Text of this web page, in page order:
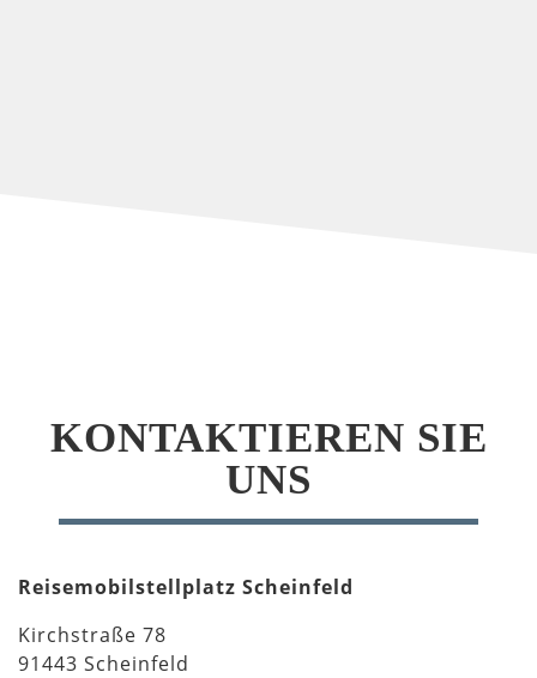
KONTAKTIEREN SIE
UNS
Reisemobilstellplatz Scheinfeld
Kirchstraße 78
91443 Scheinfeld